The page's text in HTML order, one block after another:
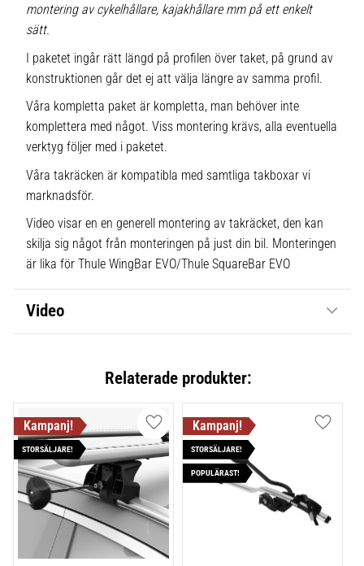
montering av cykelhållare, kajakhållare mm på ett enkelt
sätt.
I paketet ingår rätt längd på profilen över taket, på grund av
konstruktionen går det ej att välja längre av samma profil.
Våra kompletta paket är kompletta, man behöver inte
komplettera med något. Viss montering krävs, alla eventuella
verktyg följer med i paketet.
Våra takräcken är kompatibla med samtliga takboxar vi
marknadsför.
Video visar en en generell montering av takräcket, den kan
skilja sig något från monteringen på just din bil. Monteringen
är lika för Thule WingBar EVO/Thule SquareBar EVO
Video
Relaterade produkter:
STORSÄLJARE!
Lägg till i favoriter
STORSÄLJARE!
POPULÄRAST!
Lägg